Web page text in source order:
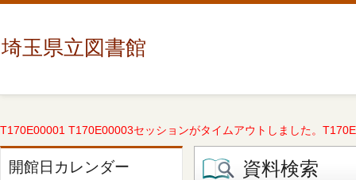
埼玉県立図書館
T170E00001 T170E00003セッションがタイムアウトしました。
開館日カレンダー 資料検索